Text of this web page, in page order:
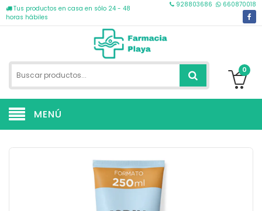
Tus productos en casa en sólo 24 - 48
horas hábiles
928803686 660870018
0
MENÚ